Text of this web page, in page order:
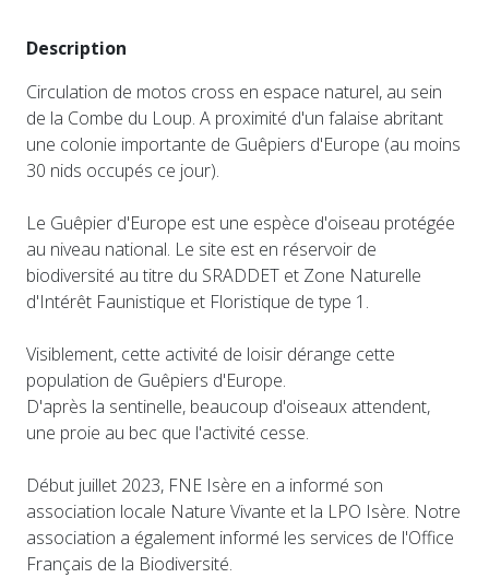
Description
Circulation de motos cross en espace naturel, au sein
de la Combe du Loup. A proximité d'un falaise abritant
une colonie importante de Guêpiers d'Europe (au moins
30 nids occupés ce jour).
Le Guêpier d'Europe est une espèce d'oiseau protégée
au niveau national. Le site est en réservoir de
biodiversité au titre du SRADDET et Zone Naturelle
d'Intérêt Faunistique et Floristique de type 1.
Visiblement, cette activité de loisir dérange cette
population de Guêpiers d'Europe.
D'après la sentinelle, beaucoup d'oiseaux attendent,
une proie au bec que l'activité cesse.
Début juillet 2023, FNE Isère en a informé son
association locale Nature Vivante et la LPO Isère. Notre
association a également informé les services de l'Office
Français de la Biodiversité.